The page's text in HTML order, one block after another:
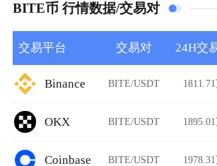
BITE币 行情数据/交易对
交易平台 交易对 24H交
Binance BITE/USDT
OKX BITE/USDT
Coinbase BITE/USDT